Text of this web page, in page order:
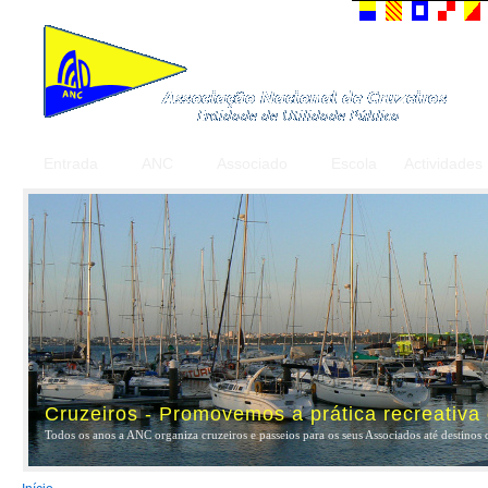
Cruzeiros - Promovemos a prática
Todos os anos a ANC organiza cruzeiros e passeios para os seus Associados até